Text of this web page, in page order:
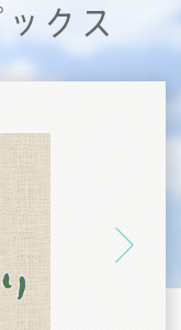
クス